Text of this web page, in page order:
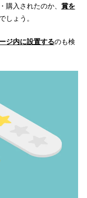
購入されたのか、 賞を
しょう。
ジ内に設置するのも検